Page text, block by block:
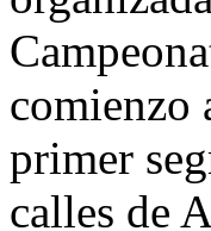
comienzo
primer
calles de